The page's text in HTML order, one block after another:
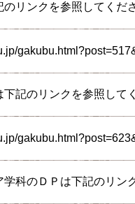
リンクを参照してくだ
記のリンクを参照して
科のＤＰは下記のリン